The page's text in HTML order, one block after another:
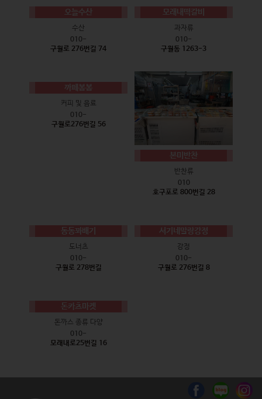
오늘수산
수산
010-
구월로 276번길 74
모래내떡갈비
과자류
010-
구월동 1263-3
까페봄봄
커피 및 음료
010-
구월로276번길 56
본미반찬
반찬류
010
호구포로 800번길 28
동동꽈배기
도너츠
010-
구월로 278번길
서기네말랑강정
강정
010-
구월로 276번길 8
돈카츠마켓
돈까스 종류 다양
010-
모래내로25번길 16